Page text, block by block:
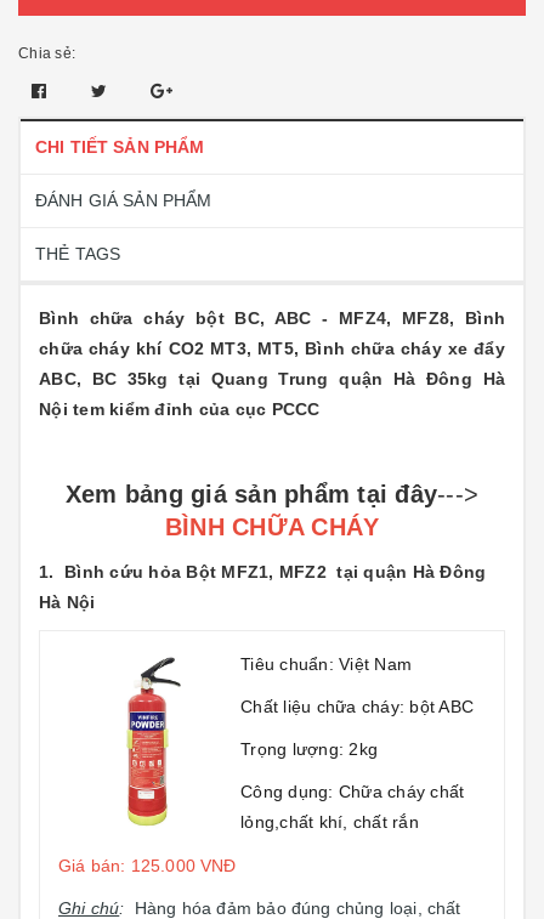
Chia sẻ:
CHI TIẾT SẢN PHẨM
ĐÁNH GIÁ SẢN PHẨM
THẺ TAGS
Bình chữa cháy bột BC, ABC - MFZ4, MFZ8, Bình
chữa cháy khí CO2 MT3, MT5, Bình chữa cháy xe đẩy
ABC, BC 35kg tại Quang Trung quận Hà Đông Hà
Nội tem kiểm đỉnh của cục PCCC
Xem bảng giá sản phẩm tại đây--->
BÌNH CHỮA CHÁY
1.
Bình cứu hỏa Bột MFZ1, MFZ2 tại quận Hà Đông
Hà Nội
Tiêu chuẩn: Việt Nam
Chất liệu chữa cháy: bột ABC
Trọng lượng: 2kg
Công dụng: Chữa cháy chất
lỏng,chất khí, chất rắn
Giá bán: 125.000 VNĐ
Ghi chú: Hàng hóa đảm bảo đúng chủng loại, chất